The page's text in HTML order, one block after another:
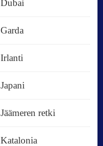
Dubai
Garda
Irlanti
Japani
Jäämeren retki
Katalonia